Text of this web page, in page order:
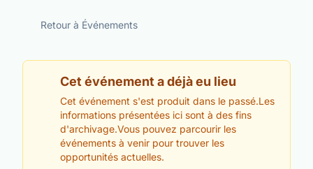
Retour à Événements
Cet événement a déjà eu lieu
Cet événement s'est produit dans le passé.Les
informations présentées ici sont à des fins
d'archivage.Vous pouvez parcourir les
événements à venir pour trouver les
opportunités actuelles.